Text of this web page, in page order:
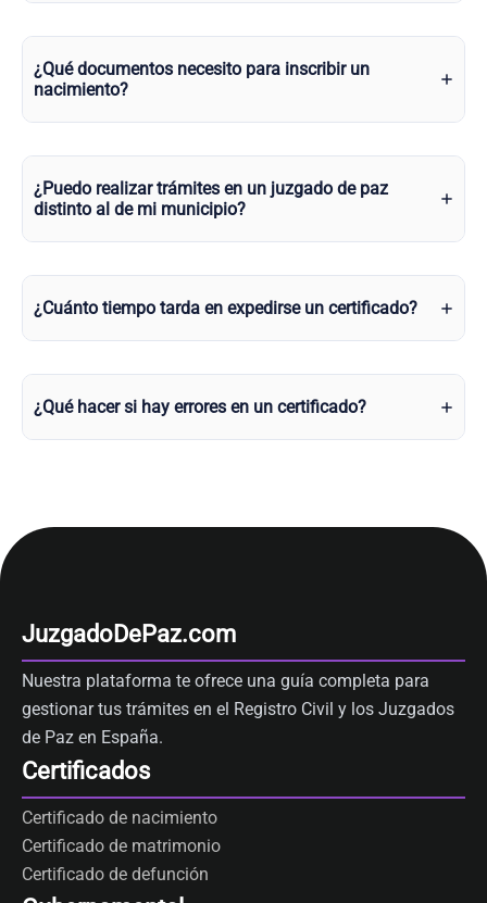
¿Qué documentos necesito para inscribir un
nacimiento?
¿Puedo realizar trámites en un juzgado de paz
distinto al de mi municipio?
¿Cuánto tiempo tarda en expedirse un certificado?
¿Qué hacer si hay errores en un certificado?
JuzgadoDePaz.com
Nuestra plataforma te ofrece una guía completa para
gestionar tus trámites en el Registro Civil y los Juzgados
de Paz en España.
Certificados
Certificado de nacimiento
Certificado de matrimonio
Certificado de defunción